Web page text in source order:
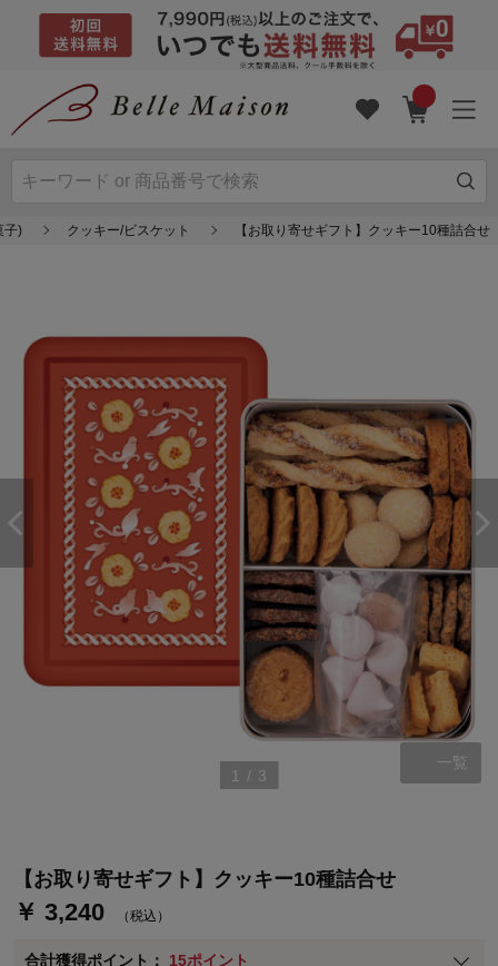
子) クッキー/ビスケット 【お取り寄せギフト】クッキー10種詰合せ
1 / 3
一覧
【お取り寄せギフト】クッキー10種詰合せ
￥ 3,240 （税込）
合計獲得ポイント： 15ポイント
ステージが上がれば送料無料・返品引取無料！
さらにポイント還元最大16倍！
ベルメゾンご優待サービスについて
通常商品送料無料 返品引取無料（JCBのみ）
即時入会なら更に500円OFFクーポンプレゼント